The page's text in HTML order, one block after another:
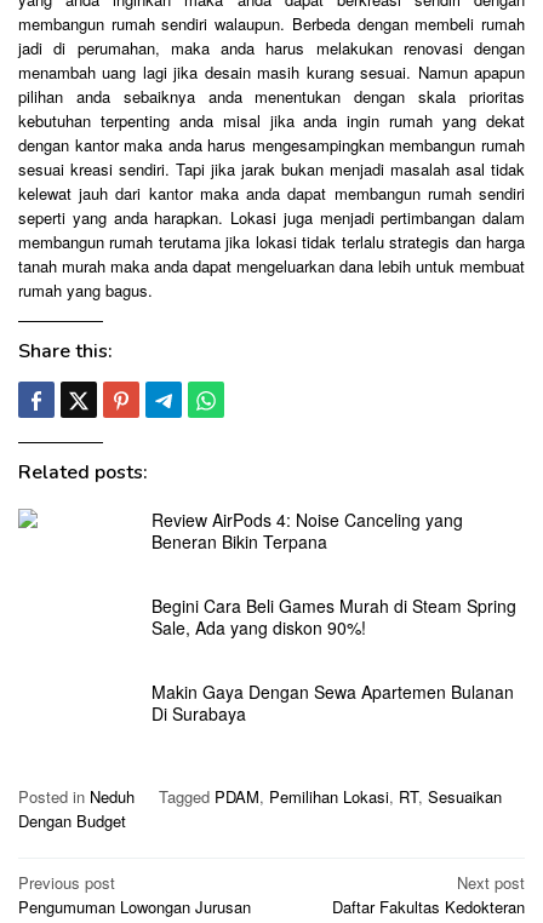
membangun rumah sendiri walaupun. Berbeda dengan membeli rumah
jadi di perumahan, maka anda harus melakukan renovasi dengan
menambah uang lagi jika desain masih kurang sesuai. Namun apapun
pilihan anda sebaiknya anda menentukan dengan skala prioritas
kebutuhan terpenting anda misal jika anda ingin rumah yang dekat
dengan kantor maka anda harus mengesampingkan membangun rumah
sesuai kreasi sendiri. Tapi jika jarak bukan menjadi masalah asal tidak
kelewat jauh dari kantor maka anda dapat membangun rumah sendiri
seperti yang anda harapkan. Lokasi juga menjadi pertimbangan dalam
membangun rumah terutama jika lokasi tidak terlalu strategis dan harga
tanah murah maka anda dapat mengeluarkan dana lebih untuk membuat
rumah yang bagus.
Share this:
Related posts:
Review AirPods 4: Noise Canceling yang
Beneran Bikin Terpana
Begini Cara Beli Games Murah di Steam Spring
Sale, Ada yang diskon 90%!
Makin Gaya Dengan Sewa Apartemen Bulanan
Di Surabaya
Posted in Neduh Tagged PDAM, Pemilihan Lokasi, RT, Sesuaikan
Dengan Budget
Post
Previous post
Pengumuman Lowongan Jurusan
Next post
Daftar Fakultas Kedokteran